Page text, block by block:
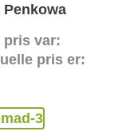
pris var:
pris er: